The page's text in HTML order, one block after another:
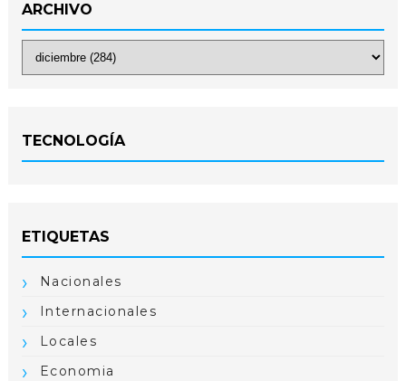
ARCHIVO
TECNOLOGÍA
ETIQUETAS
Nacionales
Internacionales
Locales
Economia